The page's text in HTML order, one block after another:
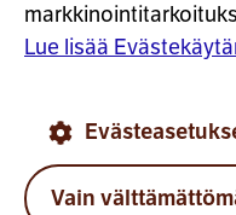
Osaketuoton
Evästekäytännöt
Lue lisää
Vain